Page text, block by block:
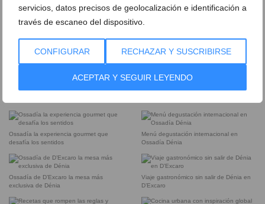
servicios, datos precisos de geolocalización e identificación a
través de escaneo del dispositivo.
CONFIGURAR RECHAZAR Y SUSCRIBIRSE
ACEPTAR Y SEGUIR LEYENDO
Platos vanguardistas con productos
locales en D’Excaro
Un espacio moderno para disfrutar,
compartir y sorprenderse en Dénia
Vinos de autor que elevan cada bocado
Selección de vinos valencianos para
maridar en D’Excaro
Cócteles creativos y atrevidos en el
Una travesía culinaria única en la sala
Ossadía la experiencia gourmet que
desafía los sentidos
Menú degustación internacional en
Ossadía Dénia
Ossadía de D’Excaro la mesa más
exclusiva de Dénia
Viaje gastronómico sin salir de Dénia en
D’Excaro